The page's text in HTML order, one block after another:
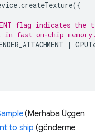
.createTexture({
flag indicates
fast on-chip
|
(Merhaba Üçgen
to ship (gönderme